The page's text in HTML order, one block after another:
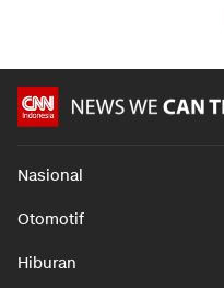
Nasional
Otomotif
Hiburan